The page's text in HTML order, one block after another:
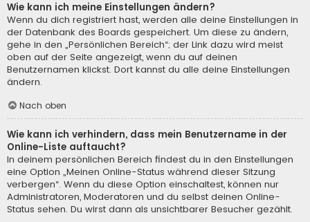
Wie kann ich meine Einstellungen ändern?
Wenn du dich registriert hast, werden alle deine Einstellungen in
der Datenbank des Boards gespeichert. Um diese zu ändern,
gehe in den „Persönlichen Bereich“; der Link dazu wird meist
oben auf der Seite angezeigt, wenn du auf deinen
Benutzernamen klickst. Dort kannst du alle deine Einstellungen
ändern.
Nach oben
Wie kann ich verhindern, dass mein Benutzername in der
Online-Liste auftaucht?
In deinem persönlichen Bereich findest du in den Einstellungen
eine Option „Meinen Online-Status während dieser Sitzung
verbergen“. Wenn du diese Option einschaltest, können nur
Administratoren, Moderatoren und du selbst deinen Online-
Status sehen. Du wirst dann als unsichtbarer Besucher gezählt.